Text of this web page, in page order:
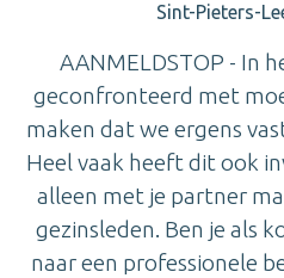
Sint-Pieters-
AANMELDSTOP - In
geconfronteerd met
maken dat we ergens
Heel vaak heeft dit ook
alleen met je partner
gezinsleden. Ben je als
naar een professionele